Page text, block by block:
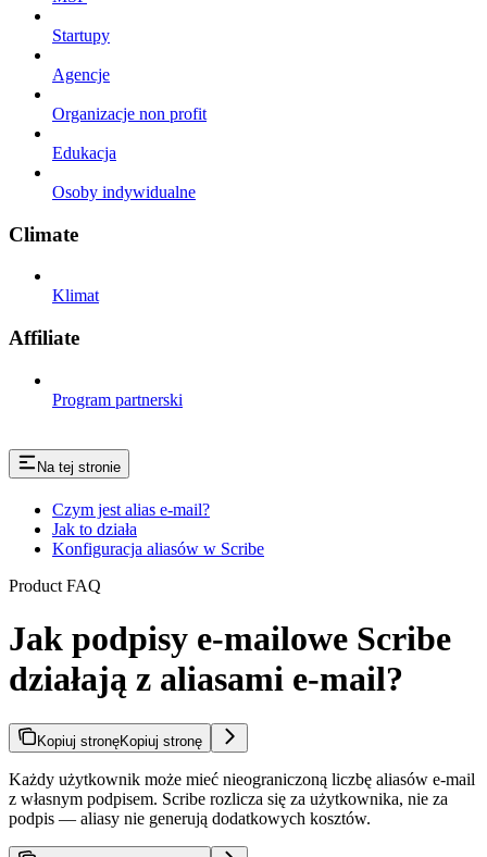
Startupy
Agencje
Organizacje non profit
Edukacja
Osoby indywidualne
Climate
Klimat
Affiliate
Program partnerski
Na tej stronie
Czym jest alias e-mail?
Jak to działa
Konfiguracja aliasów w Scribe
Product FAQ
Jak podpisy e-mailowe Scribe
działają z aliasami e-mail?
Kopiuj stronęKopiuj stronę
Każdy użytkownik może mieć nieograniczoną liczbę aliasów e-mail
z własnym podpisem. Scribe rozlicza się za użytkownika, nie za
podpis — aliasy nie generują dodatkowych kosztów.